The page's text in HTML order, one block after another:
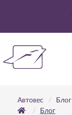
Автовес Блог
Блог